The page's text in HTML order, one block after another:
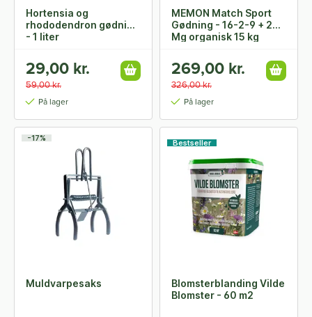
Hortensia og
rhododendron gødning
- 1 liter
29,00 kr.
59,00 kr.
På lager
MEMON Match Sport
Gødning - 16-2-9 + 2
Mg organisk 15 kg
269,00 kr.
326,00 kr.
På lager
-17%
Muldvarpesaks
Bestseller
Blomsterblanding Vilde
Blomster - 60 m2